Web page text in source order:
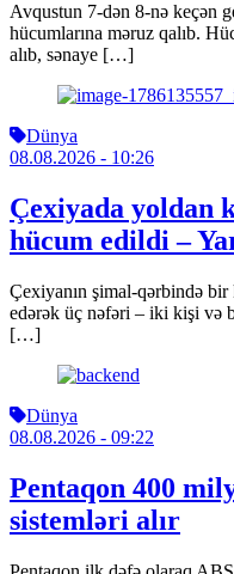
Avqustun 7-dən 8-nə keçən
hücumlarına məruz qalıb.
alıb, sənaye […]
Dünya
08.08.2026 - 10:26
Çexiyada yoldan
hücum edildi –
Çexiyanın şimal-qərbində
edərək üç nəfəri – iki kişi və
[…]
Dünya
08.08.2026 - 09:22
Pentaqon 400
sistemləri alır